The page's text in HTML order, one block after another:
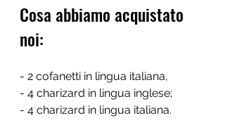
Cosa abbiamo acquistato
noi:
- 2 cofanetti in lingua italiana,
- 4 charizard in lingua inglese;
- 4 charizard in lingua italiana.